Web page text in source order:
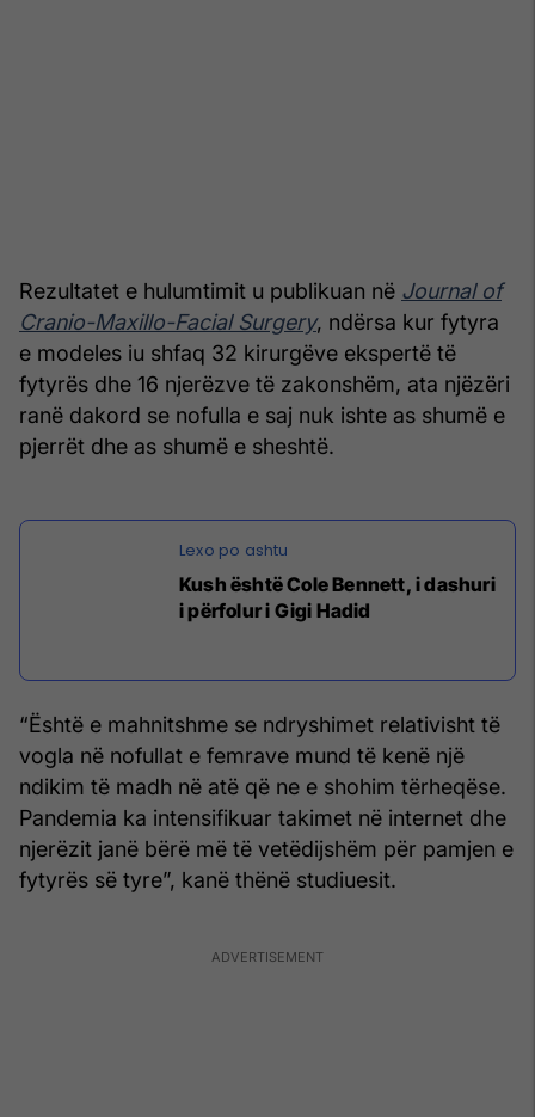
Rezultatet e hulumtimit u publikuan në Journal of
Cranio-Maxillo-Facial Surgery, ndërsa kur fytyra
e modeles iu shfaq 32 kirurgëve ekspertë të
fytyrës dhe 16 njerëzve të zakonshëm, ata njëzëri
ranë dakord se nofulla e saj nuk ishte as shumë e
pjerrët dhe as shumë e sheshtë.
Kush është Cole Bennett, i dashuri
i përfolur i Gigi Hadid
“Është e mahnitshme se ndryshimet relativisht të
vogla në nofullat e femrave mund të kenë një
ndikim të madh në atë që ne e shohim tërheqëse.
Pandemia ka intensifikuar takimet në internet dhe
njerëzit janë bërë më të vetëdijshëm për pamjen e
fytyrës së tyre”, kanë thënë studiuesit.